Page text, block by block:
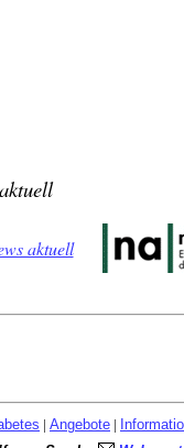
aktuell
| Angebote |